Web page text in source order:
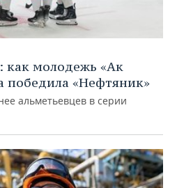
как молодежь «Ак
победила «Нефтяник»
альметьевцев в серии